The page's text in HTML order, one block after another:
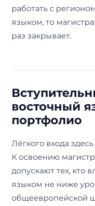
работать с
языком, то
раз закрывает.
восточный
портфолио
Лёгкого входа
К освоению
допускают тех, кто
языком не ниже
общеевропейской